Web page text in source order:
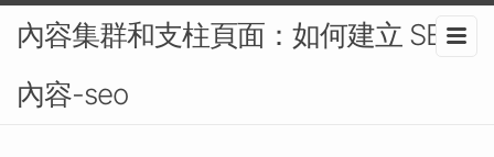
內容集群和支柱頁面：如何建立 SEO
內容-seo